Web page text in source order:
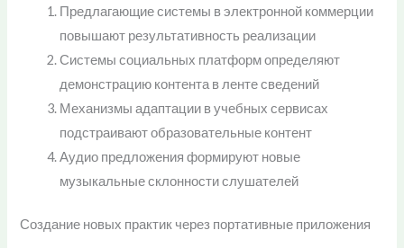
Предлагающие системы в электронной коммерции
повышают результативность реализации
Системы социальных платформ определяют
демонстрацию контента в ленте сведений
Механизмы адаптации в учебных сервисах
подстраивают образовательные контент
Аудио предложения формируют новые
музыкальные склонности слушателей
Создание новых практик через портативные приложения